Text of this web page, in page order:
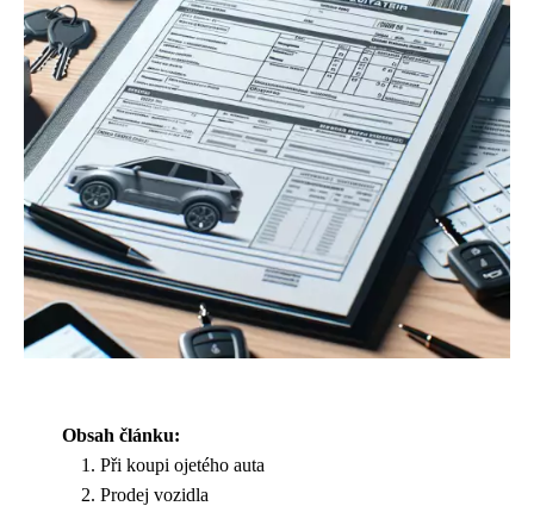
Obsah článku:
Při koupi ojetého auta
Prodej vozidla